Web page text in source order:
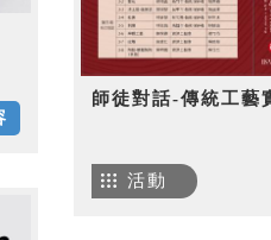
師徒對話-傳統工藝
活動